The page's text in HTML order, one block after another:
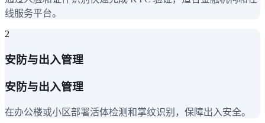
线服务平台。
2
安防与出入管理
安防与出入管理
在办公楼或小区部署活体检测和掌纹识别，保障出入安全。